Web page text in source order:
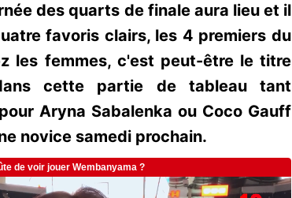
des quarts de finale aura lieu et il
favoris clairs, les 4 premiers du
les femmes, c'est peut-être le titre
cette partie de tableau tant
Aryna Sabalenka ou Coco Gauff
novice samedi prochain.